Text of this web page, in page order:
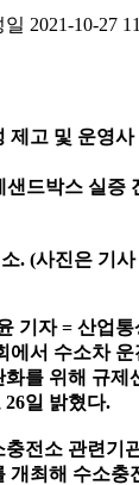
일 2021-10-27
제고 및 운영
샌드박스 실증
. (사진은 기
기자 = 산업
에서 수소차
를 위해 규제
일 밝혔다.
전소 관련기
개최해 수소충